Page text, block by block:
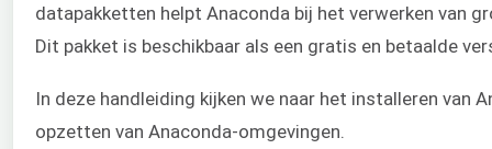
datapakketten helpt Anaconda bij het verwerken van
Dit pakket is beschikbaar als een gratis en betaalde
In deze handleiding kijken we naar het installeren van
opzetten van Anaconda-omgevingen.